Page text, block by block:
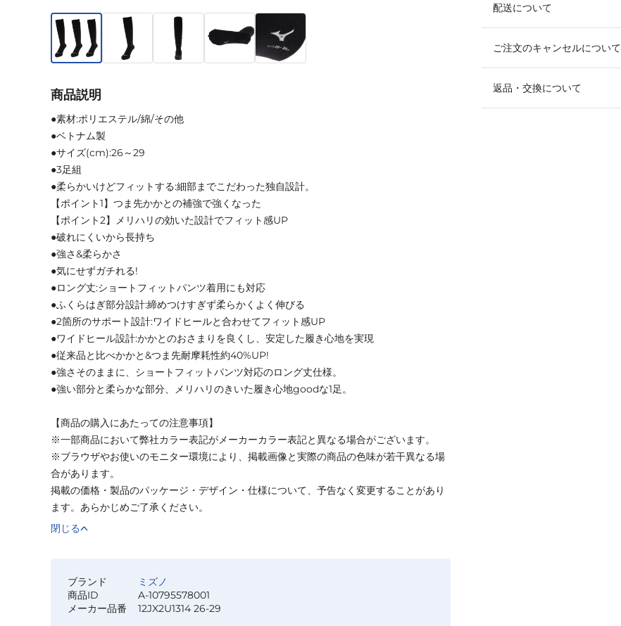
配送について
ご注文のキャンセルについて
返品・交換について
商品説明
●素材:ポリエステル/綿/その他
●ベトナム製
●サイズ(cm):26～29
●3足組
●柔らかいけどフィットする:細部までこだわった独自設計。
【ポイント1】つま先かかとの補強で強くなった
【ポイント2】メリハリの効いた設計でフィット感UP
●破れにくいから長持ち
●強さ&柔らかさ
●気にせずガチれる!
●ロング丈:ショートフィットパンツ着用にも対応
●ふくらはぎ部分設計:締めつけすぎず柔らかくよく伸びる
●2箇所のサポート設計:ワイドヒールと合わせてフィット感UP
●ワイドヒール設計:かかとのおさまりを良くし、安定した履き心地を実現
●従来品と比べかかと&つま先耐摩耗性約40%UP!
●強さそのままに、ショートフィットパンツ対応のロング丈仕様。
●強い部分と柔らかな部分、メリハリのきいた履き心地goodな1足。
【商品の購入にあたっての注意事項】
※一部商品において弊社カラー表記がメーカーカラー表記と異なる場合がございます。
※ブラウザやお使いのモニター環境により、掲載画像と実際の商品の色味が若干異なる場
合があります。
掲載の価格・製品のパッケージ・デザイン・仕様について、予告なく変更することがあり
ます。あらかじめご了承ください。
閉じる
ブランド
ミズノ
商品ID
A-10795578001
メーカー品番
12JX2U1314 26-29